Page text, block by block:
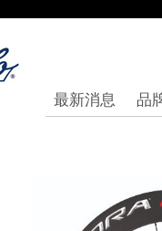
最新消息 品